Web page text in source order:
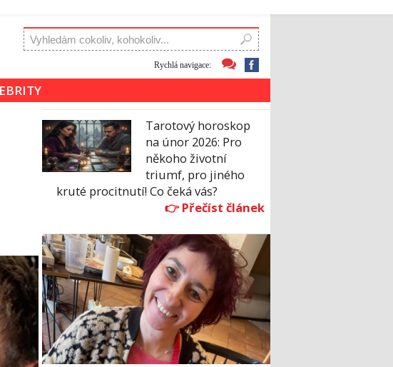
Rychlá navigace:
Tarotový horoskop
na únor 2026: Pro
někoho životní
triumf, pro jiného
kruté procitnutí! Co čeká vás?